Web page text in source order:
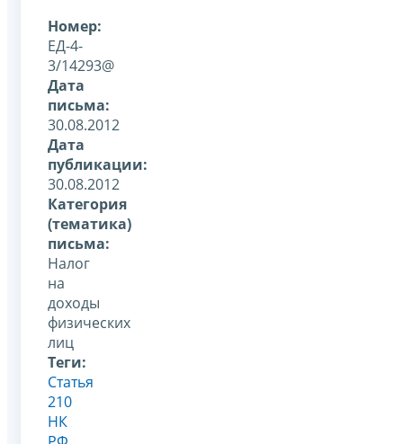
Номер:
ЕД-4-
3/14293@
Дата
письма:
30.08.2012
Дата
публикации:
30.08.2012
Категория
(тематика)
письма:
Налог
на
доходы
физических
лиц
Теги:
Статья
210
НК